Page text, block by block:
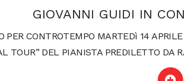
GIOVANNI GUIDI IN
PER CONTROTEMPO MARTEDì 14
TOUR” DEL PIANISTA PREDILETTO DA